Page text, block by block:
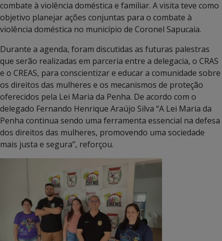
combate à violência doméstica e familiar. A visita teve como
objetivo planejar ações conjuntas para o combate à
violência doméstica no município de Coronel Sapucaia.
Durante a agenda, foram discutidas as futuras palestras
que serão realizadas em parceria entre a delegacia, o CRAS
e o CREAS, para conscientizar e educar a comunidade sobre
os direitos das mulheres e os mecanismos de proteção
oferecidos pela Lei Maria da Penha. De acordo com o
delegado Fernando Henrique Araújo Silva “A Lei Maria da
Penha continua sendo uma ferramenta essencial na defesa
dos direitos das mulheres, promovendo uma sociedade
mais justa e segura”, reforçou.